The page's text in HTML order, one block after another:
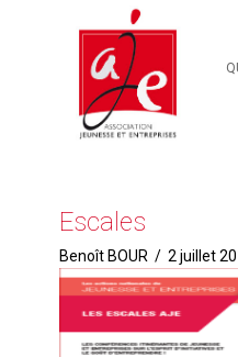
Escales
Benoît BOUR 2 juillet